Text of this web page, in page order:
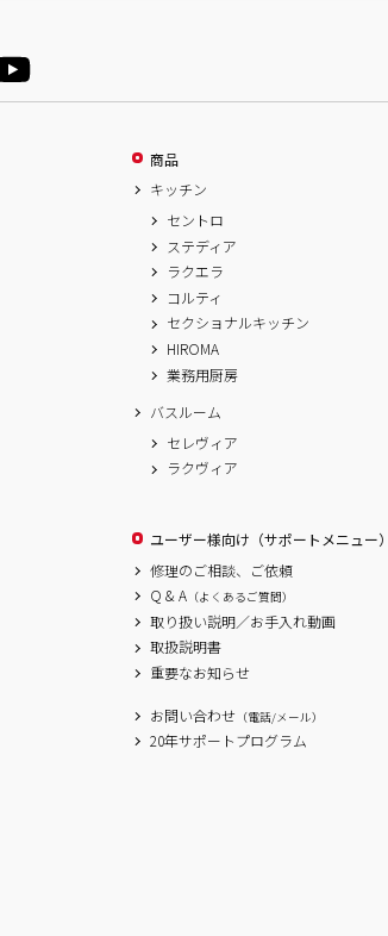
商品
キッチン
セントロ
ステディア
ラクエラ
コルティ
セクショナルキッチン
HIROMA
業務用厨房
バスルーム
セレヴィア
ラクヴィア
ユーザー様向け（サポートメニュー）
修理のご相談、ご依頼
Q & A （よくあるご質問）
取り扱い説明／お手入れ動画
取扱説明書
重要なお知らせ
お問い合わせ （電話/メール）
20年サポートプログラム